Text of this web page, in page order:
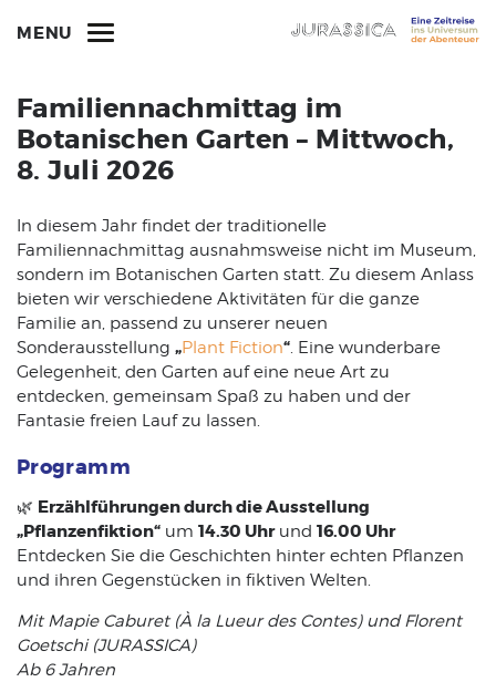
MENU
Familiennachmittag im
Botanischen Garten – Mittwoch,
8. Juli 2026
In diesem Jahr findet der traditionelle
Familiennachmittag ausnahmsweise nicht im Museum,
sondern im Botanischen Garten statt. Zu diesem Anlass
bieten wir verschiedene Aktivitäten für die ganze
Familie an, passend zu unserer neuen
Sonderausstellung „Plant Fiction“. Eine wunderbare
Gelegenheit, den Garten auf eine neue Art zu
entdecken, gemeinsam Spaß zu haben und der
Fantasie freien Lauf zu lassen.
Programm
🌿 Erzählführungen durch die Ausstellung
„Pflanzenfiktion“ um 14.30 Uhrund 16.00 Uhr
Entdecken Sie die Geschichten hinter echten Pflanzen
und ihren Gegenstücken in fiktiven Welten.
Mit Mapie Caburet (À la Lueur des Contes) und Florent
Goetschi (JURASSICA)
Ab 6 Jahren